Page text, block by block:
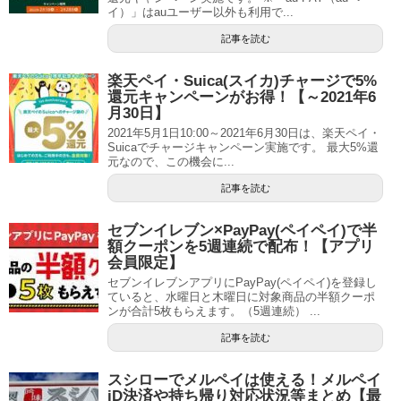
イ）」はauユーザー以外も利用で...
記事を読む
楽天ペイ・Suica(スイカ)チャージで5%
還元キャンペーンがお得！【～2021年6
月30日】
2021年5月1日10:00～2021年6月30日は、楽天ペイ・
Suicaでチャージキャンペーン実施です。 最大5%還
元なので、この機会に...
記事を読む
セブンイレブン×PayPay(ペイペイ)で半
額クーポンを5週連続で配布！【アプリ
会員限定】
セブンイレブンアプリにPayPay(ペイペイ)を登録し
ていると、水曜日と木曜日に対象商品の半額クーポ
ンが合計5枚もらえます。（5週連続） ...
記事を読む
スシローでメルペイは使える！メルペイ
iD決済や持ち帰り対応状況等まとめ【最